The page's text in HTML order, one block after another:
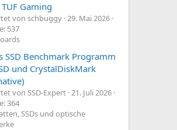
TUF Gaming
von schbuggy 29. Mai 2026
537
SSD Benchmark Programm
und CrystalDiskMark
von SSD-Expert 21. Juli 2026
364
SSDs und optische